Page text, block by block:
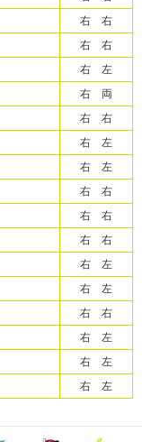
右 右
右 右
右 左
右 両
右 右
右 左
右 左
右 右
右 右
右 右
右 左
右 左
右 右
右 左
右 左
右 左